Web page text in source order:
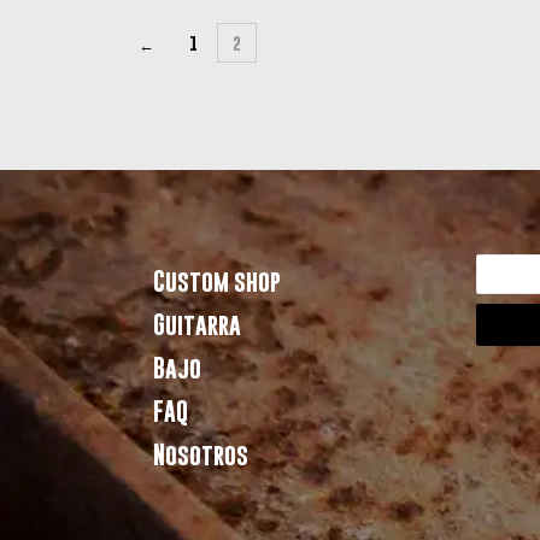
← 1 2
Custom shop
Guitarra
Bajo
FAQ
Nosotros